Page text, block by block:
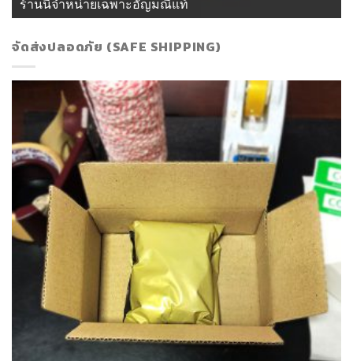
ร้านนี้จำหน่ายเฉพาะอัญมณีแท้
จัดส่งปลอดภัย (SAFE SHIPPING)